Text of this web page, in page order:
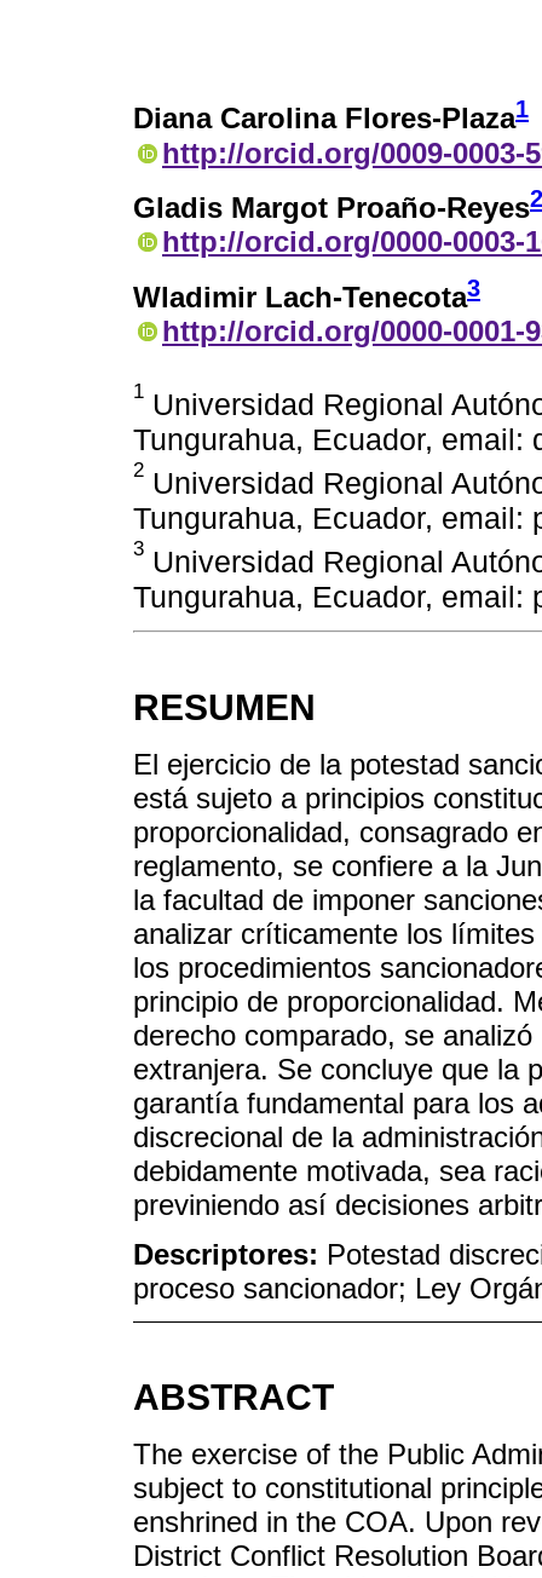
Diana Carolina Flores-Plaza1
http://orcid.org/0009-0003-
Gladis Margot Proaño-Reyes2
http://orcid.org/0000-0003-
Wladimir Lach-Tenecota3
http://orcid.org/0000-0001-
1 Universidad Regional
Tungurahua, Ecuador, email:
2 Universidad Regional
Tungurahua, Ecuador, email:
3 Universidad Regional
Tungurahua, Ecuador, email:
RESUMEN
El ejercicio de la potestad
está sujeto a principios
proporcionalidad, consagrado
reglamento, se confiere a la
la facultad de imponer
analizar críticamente los
los procedimientos
principio de proporcionalidad.
derecho comparado, se
extranjera. Se concluye que la
garantía fundamental para los
discrecional de la
debidamente motivada, sea
previniendo así decisiones
Descriptores: Potestad
proceso sancionador; Ley
ABSTRACT
The exercise of the Public
subject to constitutional
enshrined in the COA. Upon
District Conflict Resolution